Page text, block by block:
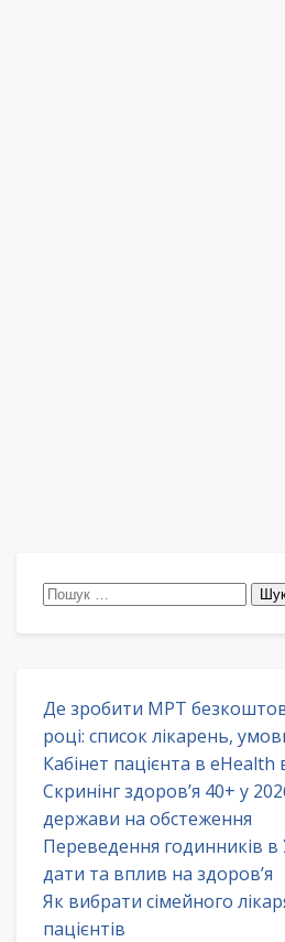
Пошук:
Де зробити МРТ
році: список лікарень,
Кабінет пацієнта в
Скринінг здоров’я 40+ у
держави на обстеження
Переведення годинників в
дати та вплив на здоров’я
Як вибрати сімейного
пацієнтів